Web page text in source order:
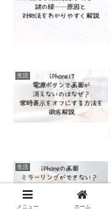
生活
生活
メニュー ホーム